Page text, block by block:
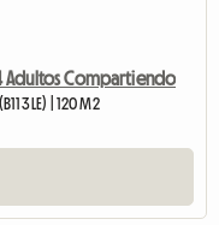
Adultos Compartiendo
3LE) | 120 M2